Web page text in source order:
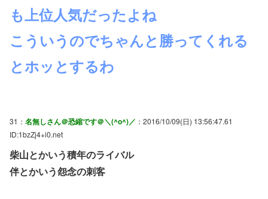
も上位人気だったよね
こういうのでちゃんと勝ってくれる
とホッとするわ
31： 名無しさん＠恐縮です＠＼(^o^)／ ：2016/10/09(日) 13:56:47.61
ID:1bzZj4+i0.net
柴山とかいう積年のライバル
伴とかいう怨念の刺客